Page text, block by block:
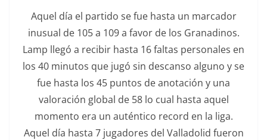
Aquel día el partido se fue hasta un marcador
inusual de 105 a 109 a favor de los Granadinos.
Lamp llegó a recibir hasta 16 faltas personales en
los 40 minutos que jugó sin descanso alguno y se
fue hasta los 45 puntos de anotación y una
valoración global de 58 lo cual hasta aquel
momento era un auténtico record en la liga.
Aquel día hasta 7 jugadores del Valladolid fueron